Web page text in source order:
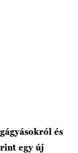
és
egy új